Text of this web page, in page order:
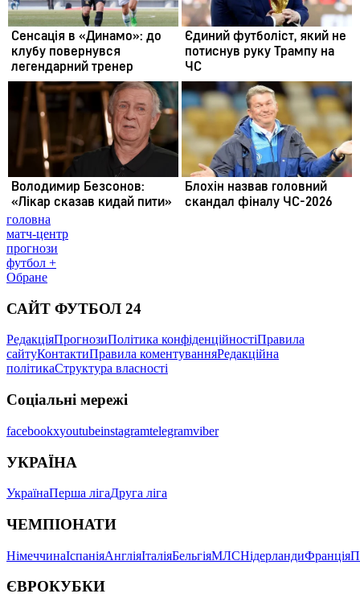
головна
матч-центр
прогнози
футбол +
Обране
САЙТ ФУТБОЛ 24
РедакціяПрогнозиПолітика конфіденційностіПравила
сайтуКонтактиПравила коментуванняРедакційна
політикаСтруктура власності
Соціальні мережі
facebookxyoutubeinstagramtelegramviber
УКРАЇНА
УкраїнаПерша лігаДруга ліга
ЧЕМПІОНАТИ
НімеччинаІспаніяАнгліяІталіяБельгіяМЛСНідерландиФранція
ЄВРОКУБКИ